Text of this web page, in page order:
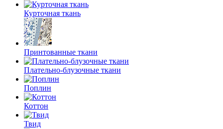
Курточная ткань
Принтованные ткани
Плательно-блузочные ткани
Поплин
Коттон
Твид